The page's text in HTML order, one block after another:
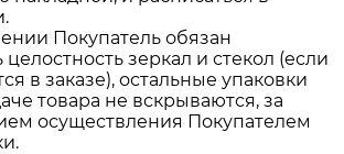
Покупатель обязан
зеркал и стекол (если
в заказе), остальные упаковки
товара не вскрываются, за
осуществления Покупателем